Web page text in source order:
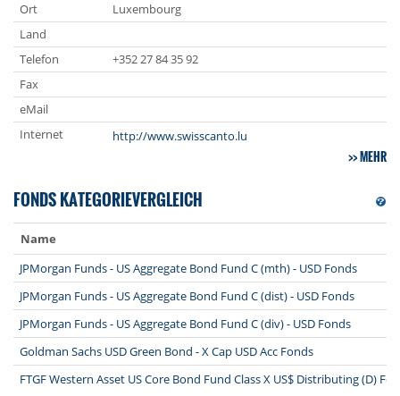
Ort
Luxembourg
Land
Telefon
+352 27 84 35 92
Fax
eMail
Internet
http://www.swisscanto.lu
MEHR
FONDS KATEGORIEVERGLEICH
Name
JPMorgan Funds - US Aggregate Bond Fund C (mth) - USD Fonds
JPMorgan Funds - US Aggregate Bond Fund C (dist) - USD Fonds
JPMorgan Funds - US Aggregate Bond Fund C (div) - USD Fonds
Goldman Sachs USD Green Bond - X Cap USD Acc Fonds
FTGF Western Asset US Core Bond Fund Class X US$ Distributing (D)